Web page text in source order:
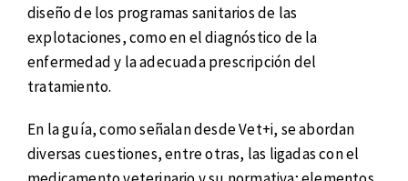
diseño de los programas sanitarios de las
explotaciones, como en el diagnóstico de la
enfermedad y la adecuada prescripción del
tratamiento.
En la guía, como señalan desde Vet+i, se abordan
diversas cuestiones, entre otras, las ligadas con el